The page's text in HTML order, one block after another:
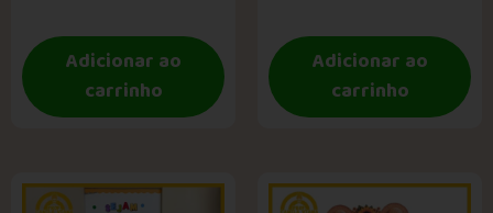
Adicionar ao
carrinho
Adicionar ao
carrinho